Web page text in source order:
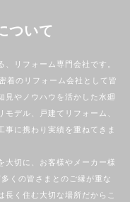
ついて
リフォーム専門会社です。
着のリフォーム会社として皆
見やノウハウを活かした水廻
デル、戸建てリフォーム、
事に携わり実績を重ねてきま
大切に、お客様やメーカー様
くの皆さまとのご縁が重な
長く住む大切な場所だからこ